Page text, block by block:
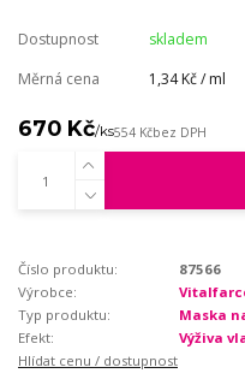
Dostupnost
skladem
Měrná cena
1,34 Kč / ml
670 Kč/ks554 Kčbez DPH
Číslo produktu:
87566
Výrobce:
Typ produktu:
Maska
Efekt:
Výživa
Hlídat cenu / dostupnost